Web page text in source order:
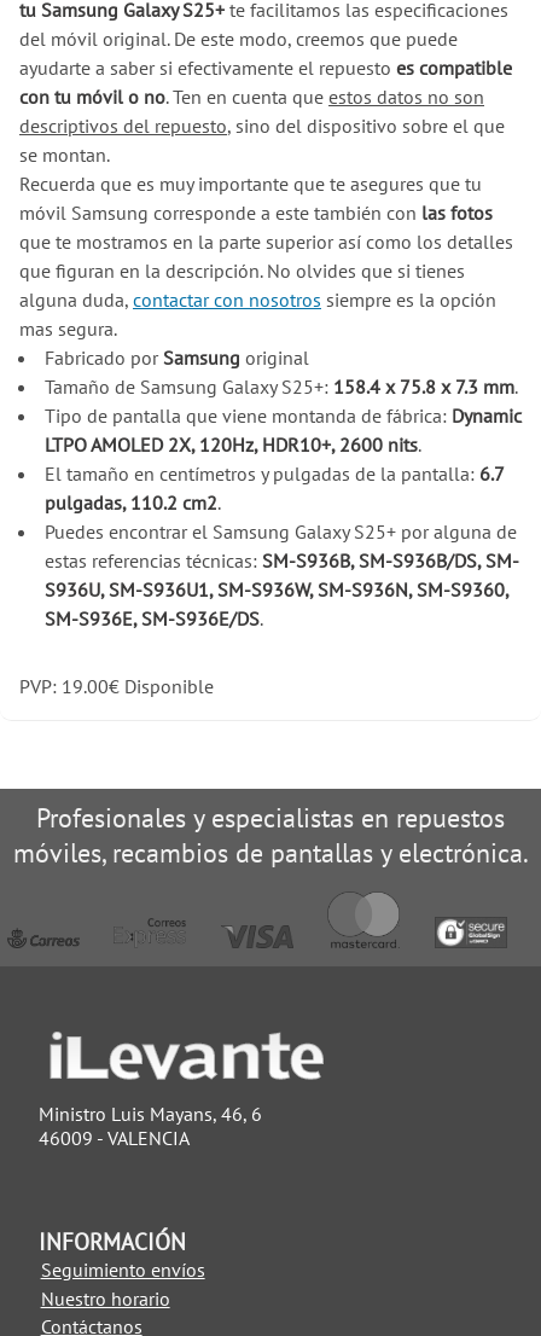
tu Samsung Galaxy S25+ te facilitamos las especificaciones
del móvil original. De este modo, creemos que puede
ayudarte a saber si efectivamente el repuesto es compatible
con tu móvil o no. Ten en cuenta que estos datos no son
descriptivos del repuesto, sino del dispositivo sobre el que
se montan.
Recuerda que es muy importante que te asegures que tu
móvil Samsung corresponde a este también con las fotos
que te mostramos en la parte superior así como los detalles
que figuran en la descripción. No olvides que si tienes
alguna duda, contactar con nosotros siempre es la opción
mas segura.
Fabricado porSamsung original
Tamaño de Samsung Galaxy S25+: 158.4 x 75.8 x 7.3 mm.
Tipo de pantalla que viene montanda de fábrica: Dynamic
LTPO AMOLED 2X, 120Hz, HDR10+, 2600 nits.
El tamaño en centímetros y pulgadas de la pantalla: 6.7
pulgadas, 110.2 cm2.
Puedes encontrar el Samsung Galaxy S25+ por alguna de
estas referencias técnicas: SM-S936B, SM-S936B/DS, SM-
S936U, SM-S936U1, SM-S936W, SM-S936N, SM-S9360,
SM-S936E, SM-S936E/DS.
PVP: 19.00€ Disponible
Profesionales y especialistas en repuestos
móviles, recambios de pantallas y electrónica.
Ministro Luis Mayans, 46, 6
46009 - VALENCIA
INFORMACIÓN
Seguimiento envíos
Nuestro horario
Contáctanos